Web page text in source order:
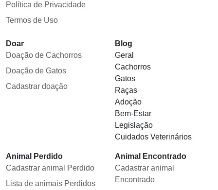
Política de Privacidade
Termos de Uso
Doar
Doação de Cachorros
Doação de Gatos
Cadastrar doação
Blog
Geral
Cachorros
Gatos
Raças
Adoção
Bem-Estar
Legislação
Cuidados Veterinários
Animal Perdido
Cadastrar animal Perdido
Lista de animais Perdidos
Animal Encontrado
Cadastrar animal
Encontrado